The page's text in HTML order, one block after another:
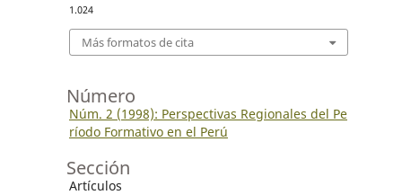
1.024
Más formatos de cita
Número
Núm. 2 (1998): Perspectivas Regionales del Pe
ríodo Formativo en el Perú
Sección
Artículos